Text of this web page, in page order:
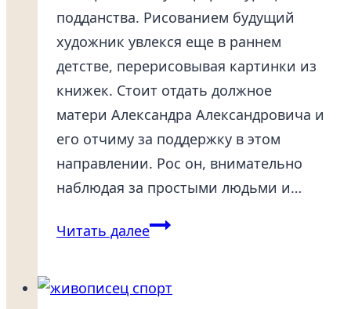
подданства. Рисованием будущий
художник увлекся еще в раннем
детстве, перерисовывая картинки из
книжек. Стоит отдать должное
матери Александра Александровича и
его отчиму за поддержку в этом
направлении. Рос он, внимательно
наблюдая за простыми людьми и…
Читать далееАлександр
художник